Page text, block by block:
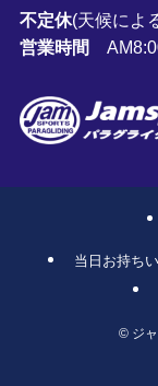
不定休(天候によ
営業時間
当日お持ち
©ジャ